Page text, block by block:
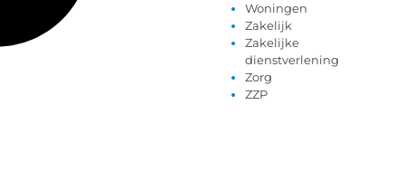
Woningen
Zakelijk
Zakelijke
dienstverlening
Zorg
ZZP